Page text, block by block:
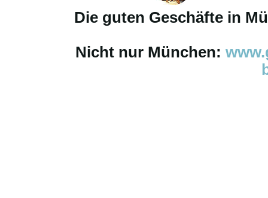
Die guten Geschäfte in
Nicht nur München: